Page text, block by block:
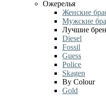
Ожерелья
Женские
Мужские
Лучшие
Diesel
Fossil
Guess
Police
Skagen
By Colour
Gold